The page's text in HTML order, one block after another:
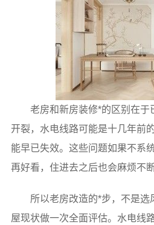
老房和新房装修*的区别在于
开裂，水电线路可能是十几年前
能早已失效。这些问题如果不系
再好看，住进去之后也会麻烦不断
所以老房改造的*步，不是选
屋现状做一次全面评估。水电线